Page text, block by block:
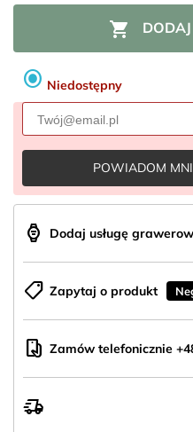

radio_button_checked Niedostępny
POWIADOM
aod_watch Dodaj usługę
shoppingmode Zapytaj o produkt
mobile_hand Zamów telefonicznie
delivery_truck_speed